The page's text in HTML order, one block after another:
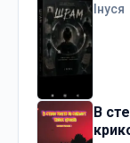
Інуся
В